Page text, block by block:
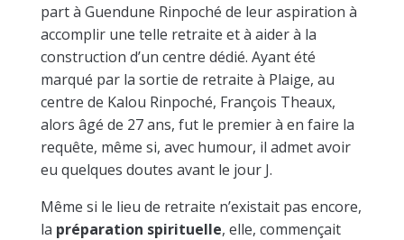
part à Guendune Rinpoché de leur aspiration à
accomplir une telle retraite et à aider à la
construction d’un centre dédié. Ayant été
marqué par la sortie de retraite à Plaige, au
centre de Kalou Rinpoché, François Theaux,
alors âgé de 27 ans, fut le premier à en faire la
requête, même si, avec humour, il admet avoir
eu quelques doutes avant le jour J.
Même si le lieu de retraite n’existait pas encore,
la préparation spirituelle, elle, commençait